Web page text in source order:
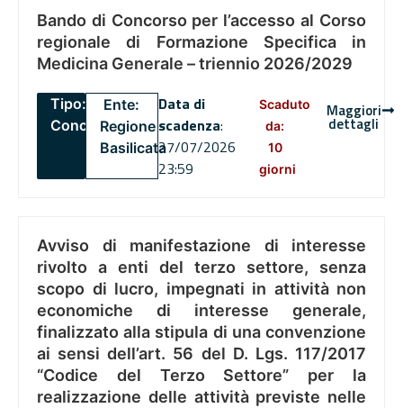
Bando di Concorso per l’accesso al Corso
regionale di Formazione Specifica in
Medicina Generale – triennio 2026/2029
Tipo:
Concorsi
Ente:
Regione
Basilicata
Data di
scadenza:
27/07/2026
23:59
Scaduto
da:
10
giorni
Maggiori
dettagli
Avviso di manifestazione di interesse
rivolto a enti del terzo settore, senza
scopo di lucro, impegnati in attività non
economiche di interesse generale,
finalizzato alla stipula di una convenzione
ai sensi dell’art. 56 del D. Lgs. 117/2017
“Codice del Terzo Settore” per la
realizzazione delle attività previste nelle